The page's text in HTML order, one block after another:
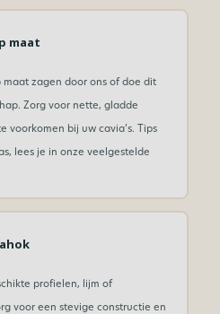
maat
zagen door ons of doe dit
Zorg voor nette, gladde
voorkomen bij uw cavia’s. Tips
lees je in onze veelgestelde
profielen, lijm of
voor een stevige constructie en